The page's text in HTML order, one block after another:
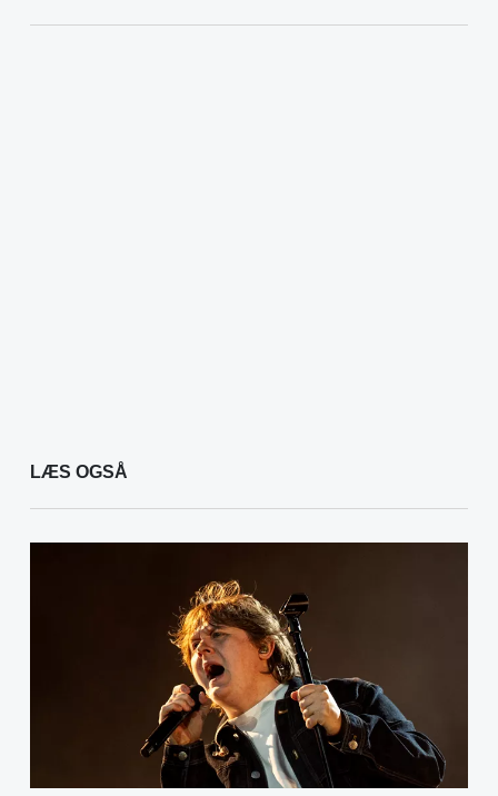
LÆS OGSÅ